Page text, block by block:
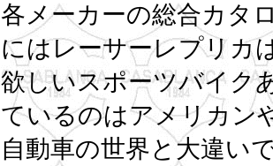
各メーカーの総合カタ
にはレーサーレプリカ
欲しいスポーツバイク
ているのはアメリカン
自動車の世界と大違い